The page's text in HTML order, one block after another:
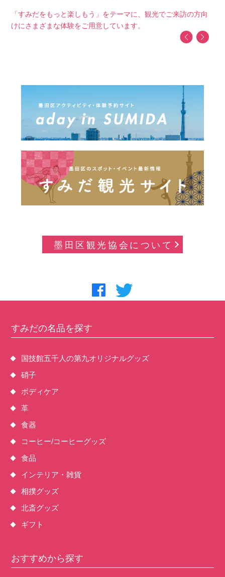
「すみだをもっと楽しもう」をテーマに、観光でご来訪の方向
けにさまざまな体験をご用意しています。
墨田区観光協会について
すみだの名品を探す
国技館五千人の第九オリジナルグッズ
硝子
ボディケア
革
食器
コーヒー/コーヒーグッズ
食品
インテリア・雑貨
相撲グッズ
北斎グッズ
ギフト
おすすめから探す